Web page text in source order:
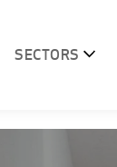
SECTORS